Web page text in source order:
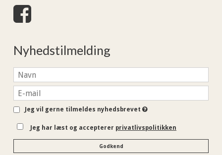
Nyhedstilmelding
Jeg vil gerne tilmeldes nyhedsbrevet
Jeg har læst og accepterer privatlivspolitikken
Godkend